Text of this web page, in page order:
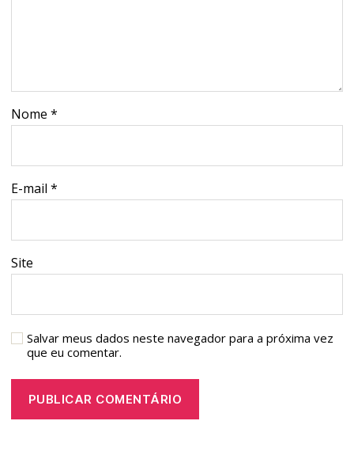
Nome*
E-mail*
Site
Salvar meus dados neste navegador para a próxima vez
que eu comentar.